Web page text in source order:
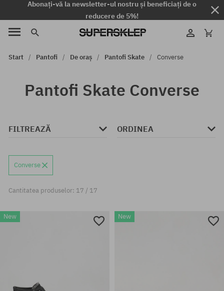
Abonați-vă la newsletter-ul nostru și beneficiați de o
reducere de 5%!
Start Pantofi De oraș Pantofi Skate Converse
Pantofi Skate Converse
FILTREAZĂ ORDINEA
Converse
Cantitatea produselor: 17 / 17
New New